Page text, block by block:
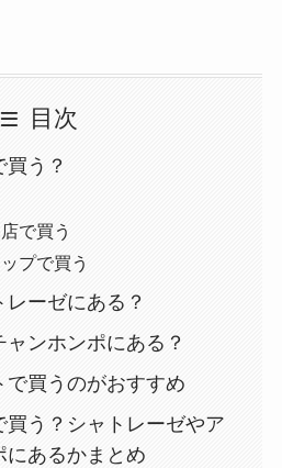
目次
う？
で買う
プで買う
ーゼにある？
ンホンポにある？
で買うのがおすすめ
買う？シャトレーゼやア
にあるかまとめ